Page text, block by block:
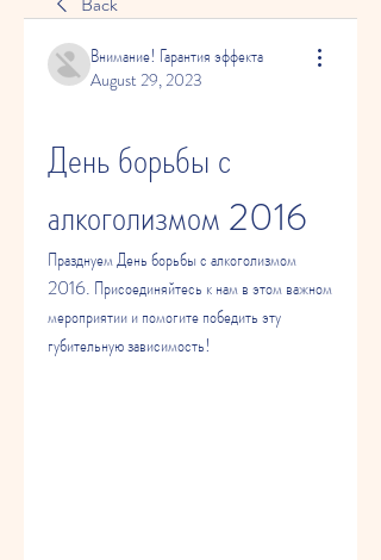
Внимание! Гарантия эффекта
August 29, 2023
День борьбы с
алкоголизмом 2016
Празднуем День борьбы с алкоголизмом
2016. Присоединяйтесь к нам в этом важном
мероприятии и помогите победить эту
губительную зависимость!